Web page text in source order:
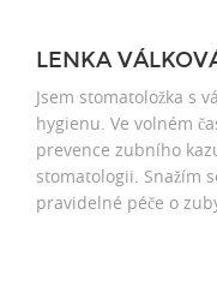
LENKA
Jsem stomatoložka s
hygienu. Ve volném
prevence zubního
stomatologii. Snažím
pravidelné péče o